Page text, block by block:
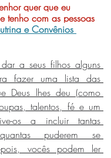
quer que eu
tenho com as pessoas
e Convênios
a seus filhos alguns
fazer uma lista das
Deus lhes deu (como
talentos, fé e um
os a incluir tantas
puderem se
vocês podem ler